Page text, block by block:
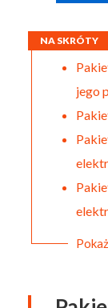
NA SKRÓTY
jego